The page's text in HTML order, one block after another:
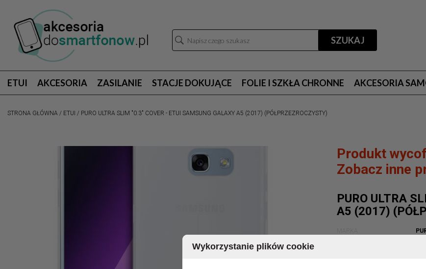
SZUKAJ
ETUI AKCESORIA ZASILANIE STACJE DOKUJĄCE FOLIE I SZKŁA CHRONNE AKCESORIA
STRONA GŁÓWNA / ETUI / PURO ULTRA SLIM "0.3" COVER - ETUI SAMSUNG GALAXY A5 (2017) (PÓŁPRZEZROCZYSTY)
Produkt
Zobacz inne
PURO ULTRA
A5 (2017)
Wykorzystanie plików cookie